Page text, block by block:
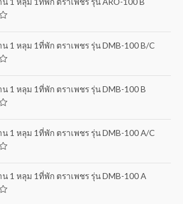
น 1 หลุม 1ที่พัก ตราเพชร รุ่น DMB-100 B/C
น 1 หลุม 1ที่พัก ตราเพชร รุ่น DMB-100 B
น 1 หลุม 1ที่พัก ตราเพชร รุ่น DMB-100 A/C
น 1 หลุม 1ที่พัก ตราเพชร รุ่น DMB-100 A